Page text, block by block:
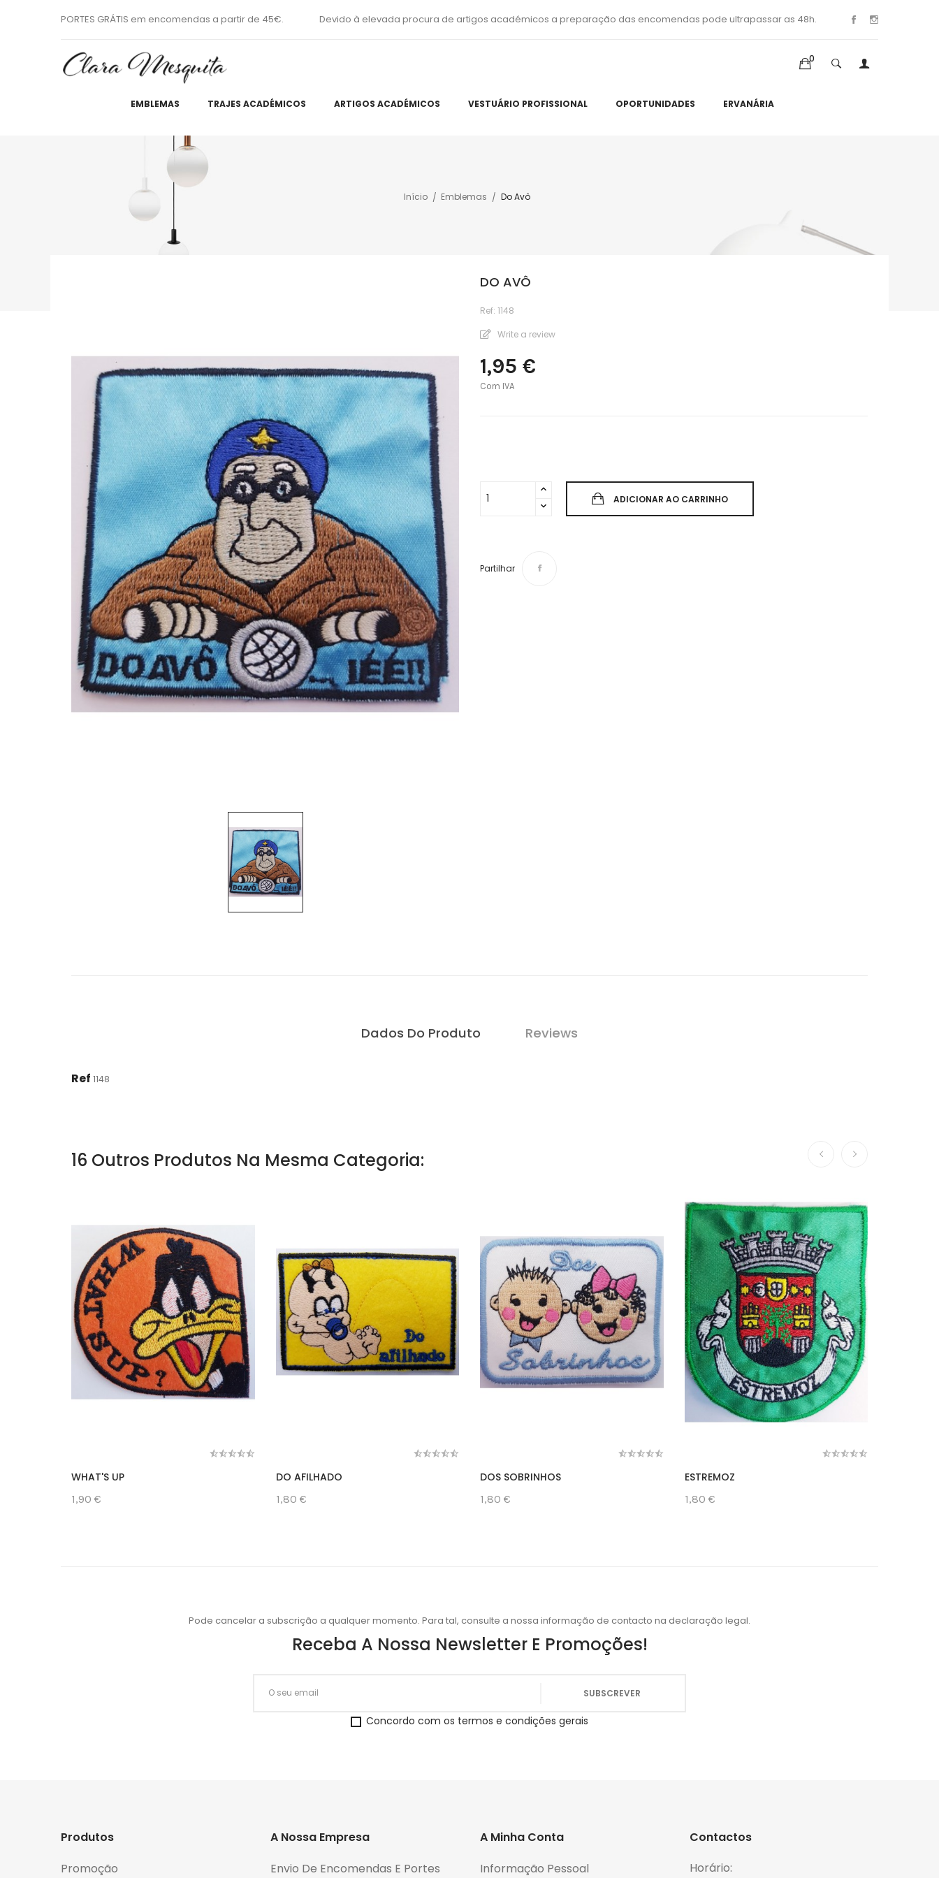
PORTES GRÁTIS em encomendas a partir de 45€. Devido à elevada procura de artigos académicos a preparação das encomendas pode ultrapassar as 48h.
0
EMBLEMAS TRAJES ACADÉMICOS ARTIGOS ACADÉMICOS VESTUÁRIO PROFISSIONAL OPORTUNIDADES ERVANÁRIA
Início Emblemas Do Avô
DO AVÔ
Ref: 1148
Write a review
1,95 €
Com IVA
ADICIONAR AO CARRINHO
Partilhar
Dados Do Produto Reviews
Ref 1148
16 Outros Produtos Na Mesma Categoria:
WHAT'S UP
1,90 €
DO AFILHADO
1,80 €
DOS SOBRINHOS
1,80 €
ESTREMOZ
1,80 €
Pode cancelar a subscrição a qualquer momento. Para tal, consulte a nossa informação de contacto na declaração legal.
Receba A Nossa Newsletter E Promoções!
Concordo com os termos e condições gerais
Produtos
Promoção
A Nossa Empresa
Envio De Encomendas E Portes
A Minha Conta
Informação Pessoal
Contactos
Horário: